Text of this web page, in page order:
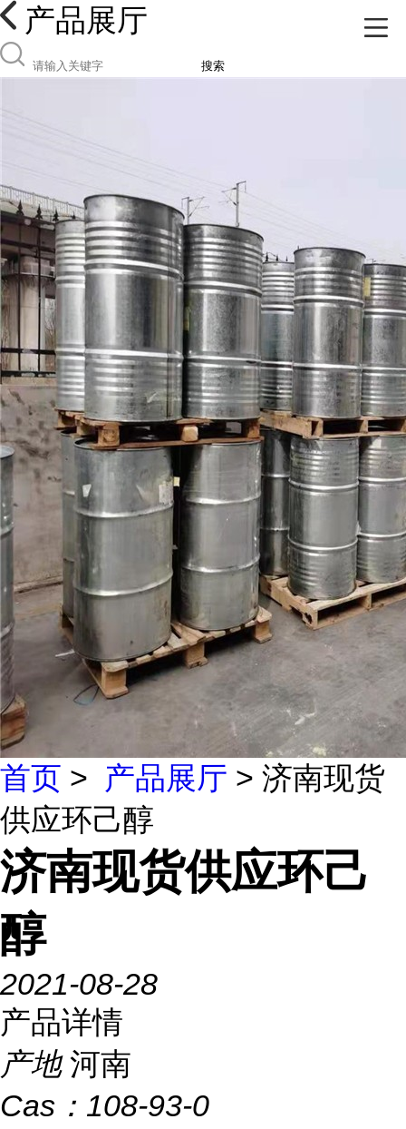
产品展厅
搜索
首页 > 产品展厅 > 济南现货
供应环己醇
济南现货供应环己
醇
2021-08-28
产品详情
产地 河南
Cas： 108-93-0